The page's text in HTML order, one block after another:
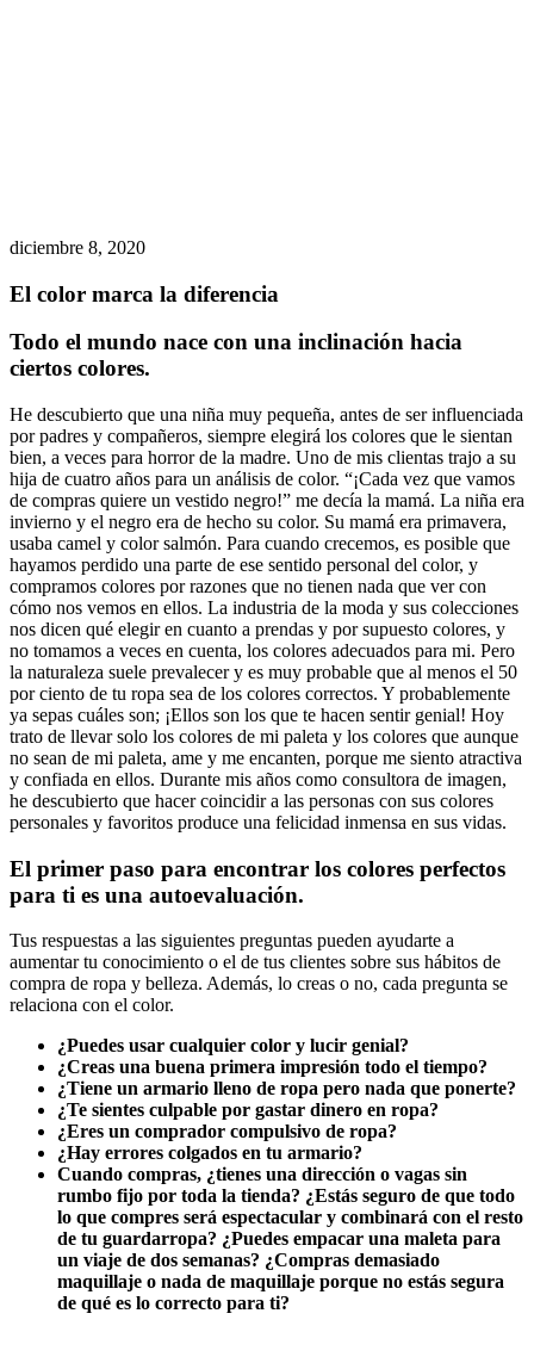
diciembre 8, 2020
El color marca la diferencia
Todo el mundo nace con una inclinación hacia
ciertos colores.
He descubierto que una niña muy pequeña, antes de ser influenciada
por padres y compañeros, siempre elegirá los colores que le sientan
bien, a veces para horror de la madre. Uno de mis clientas trajo a su
hija de cuatro años para un análisis de color. “¡Cada vez que vamos
de compras quiere un vestido negro!” me decía la mamá. La niña era
invierno y el negro era de hecho su color. Su mamá era primavera,
usaba camel y color salmón. Para cuando crecemos, es posible que
hayamos perdido una parte de ese sentido personal del color, y
compramos colores por razones que no tienen nada que ver con
cómo nos vemos en ellos. La industria de la moda y sus colecciones
nos dicen qué elegir en cuanto a prendas y por supuesto colores, y
no tomamos a veces en cuenta, los colores adecuados para mi. Pero
la naturaleza suele prevalecer y es muy probable que al menos el 50
por ciento de tu ropa sea de los colores correctos. Y probablemente
ya sepas cuáles son; ¡Ellos son los que te hacen sentir genial! Hoy
trato de llevar solo los colores de mi paleta y los colores que aunque
no sean de mi paleta, ame y me encanten, porque me siento atractiva
y confiada en ellos. Durante mis años como consultora de imagen,
he descubierto que hacer coincidir a las personas con sus colores
personales y favoritos produce una felicidad inmensa en sus vidas.
El primer paso para encontrar los colores perfectos
para ti es una autoevaluación.
Tus respuestas a las siguientes preguntas pueden ayudarte a
aumentar tu conocimiento o el de tus clientes sobre sus hábitos de
compra de ropa y belleza. Además, lo creas o no, cada pregunta se
relaciona con el color.
¿Puedes usar cualquier color y lucir genial?
¿Creas una buena primera impresión todo el tiempo?
¿Tiene un armario lleno de ropa pero nada que ponerte?
¿Te sientes culpable por gastar dinero en ropa?
¿Eres un comprador compulsivo de ropa?
¿Hay errores colgados en tu armario?
Cuando compras, ¿tienes una dirección o vagas sin
rumbo fijo por toda la tienda? ¿Estás seguro de que todo
lo que compres será espectacular y combinará con el resto
de tu guardarropa? ¿Puedes empacar una maleta para
un viaje de dos semanas? ¿Compras demasiado
maquillaje o nada de maquillaje porque no estás segura
de qué es lo correcto para ti?